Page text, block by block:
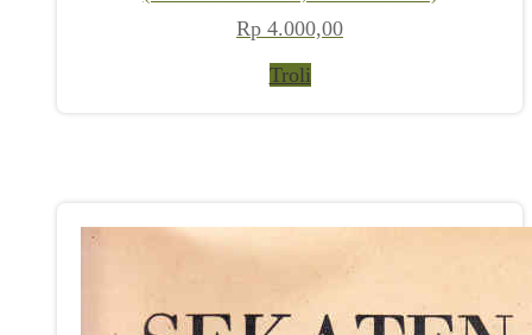
Rp 4.000,00
Troli